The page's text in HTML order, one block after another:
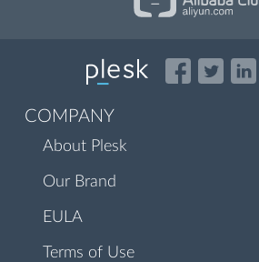
COMPANY
About Plesk
Our Brand
EULA
Terms of Use